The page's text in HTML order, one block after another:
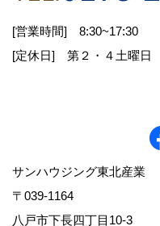
合は、その都度利用
1.お客様からのお問
[営業時間] 8:30~17:30
[定休日] 第２・４土曜
サンハウジング東北産業
〒039-1164
八戸市下長四丁目10-3